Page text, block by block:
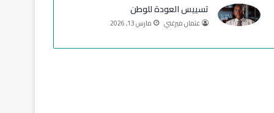
تسييس العودة للوطن
عثمان ميرغني مارس 13, 2026